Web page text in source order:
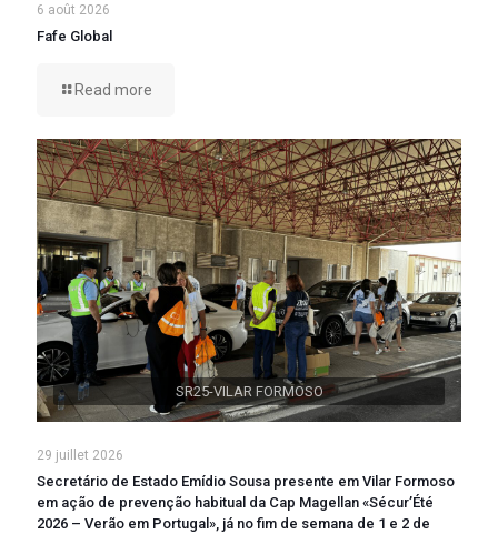
6 août 2026
Fafe Global
Read more
SR25-VILAR FORMOSO
29 juillet 2026
Secretário de Estado Emídio Sousa presente em Vilar Formoso
em ação de prevenção habitual da Cap Magellan «Sécur’Été
2026 – Verão em Portugal», já no fim de semana de 1 e 2 de